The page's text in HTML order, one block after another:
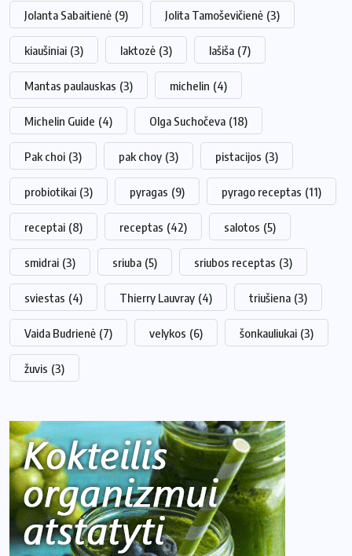
Jolanta Sabaitienė (9) Jolita Tamoševičienė (3)
kiaušiniai (3) laktozė (3) lašiša (7)
Mantas paulauskas (3) michelin (4)
Michelin Guide (4) Olga Suchočeva (18)
Pak choi (3) pak choy (3) pistacijos (3)
probiotikai (3) pyragas (9) pyrago receptas (11)
receptai (8) receptas (42) salotos (5)
smidrai (3) sriuba (5) sriubos receptas (3)
sviestas (4) Thierry Lauvray (4) triušiena (3)
Vaida Budrienė (7) velykos (6) šonkauliukai (3)
žuvis (3)